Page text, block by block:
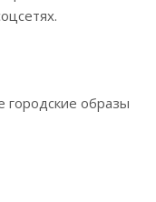
городские образы